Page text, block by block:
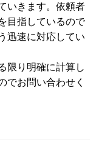
いきます。 依頼者
目指しているので
迅速に対応してい
限り明確に計算し
でお問い合わせく